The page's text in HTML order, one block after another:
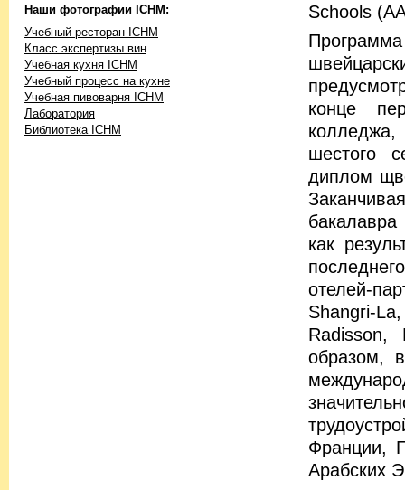
Наши фотографии ICHM:
Учебный ресторан ICHM
Класс экспертизы вин
Учебная кухня ICHM
Учебный процесс на кухне
Учебная пивоварня ICHM
Лаборатория
Библиотека ICHM
Schools
конце
колледжа,
шестого
диплом
как
отелей-
Shangri-
Radisson,
образом,
Франции,
Арабских